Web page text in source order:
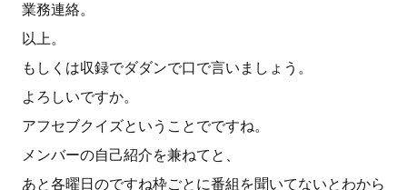
業務連絡。
以上。
もしくは収録でダダンで口で言いましょう。
よろしいですか。
アフセブクイズということでですね。
メンバーの自己紹介を兼ねてと、
あと各曜日のですね枠ごとに番組を聞いてないとわから